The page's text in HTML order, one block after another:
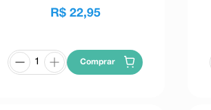
R$ 22,95
Comprar